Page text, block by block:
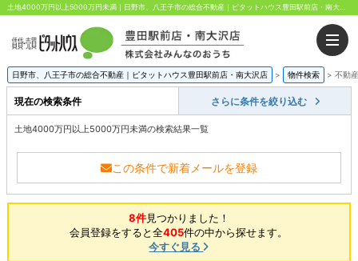
土地4000万円以上5000万円未満｜日野市、八王子市の総合不動産｜ピタットハウス豊田駅前店・南大沢店｜株式会社みんなのおうち
日野市、八王子市の総合不動産｜ピタットハウス豊田駅前店・南大沢店 > 物件検索 > 不動
現在の検索条件 さらに条件を絞り込む
土地4000万円以上5000万円未満の検索結果一覧
この条件で新着メールを登録
8件見つかりました！
会員登録をすると全405件の中から探せます。
今すぐ見る